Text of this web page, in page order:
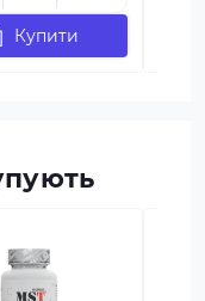
Купити